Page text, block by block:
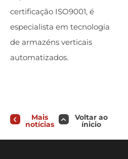
certificação ISO9001, é
especialista em tecnologia
de armazéns verticais
automatizados.
Mais
notícias
Voltar ao
ínicio